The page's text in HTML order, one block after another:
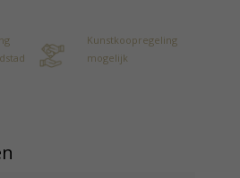
Kunstkoopregeling
mogelijk